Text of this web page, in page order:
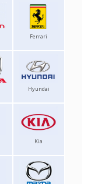
Ferrari
Hyundai
Kia